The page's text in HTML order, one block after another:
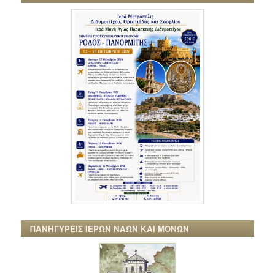
ΠΑΝΗΓΥΡΕΙΣ ΙΕΡΩΝ ΝΑΩΝ ΚΑΙ ΜΟΝΩΝ